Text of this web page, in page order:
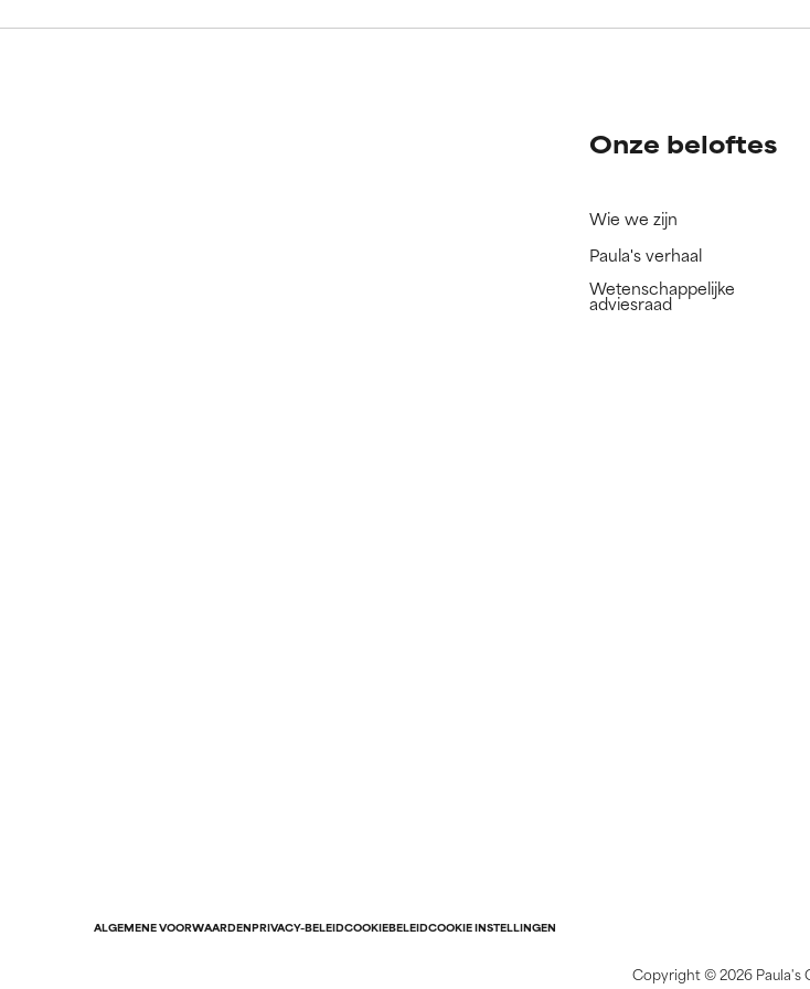
We hebben dit ingrediënt nog niet beoordeeld omdat
We hebben dit ingrediënt nog niet beoordeeld omdat
Onze beloftes
Wie we zijn
Paula's verhaal
Wetenschappelijke
adviesraad
ALGEMENE VOORWAARDENPRIVACY-BELEIDCOOKIEBELEIDCOOKIE INSTELLINGEN
Copyright ©2026 Paula's